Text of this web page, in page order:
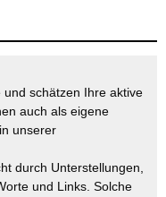
schätzen Ihre aktive
auch als eigene
unserer
durch Unterstellungen,
und Links. Solche